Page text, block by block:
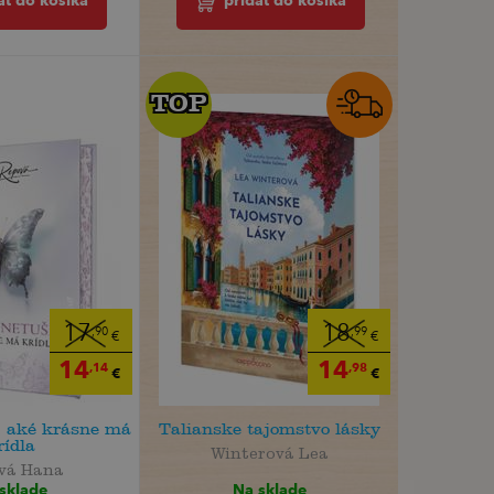
17,90 €
14,14 €
krásne má
Hana
18,99 €
14,98€
TOP
TOP
Talianske tajomstvo lásky
Winterová Lea
Na sklade